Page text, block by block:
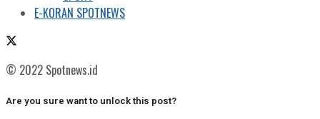
E-KORAN SPOTNEWS
© 2022 Spotnews.id
Are you sure want to unlock this post?